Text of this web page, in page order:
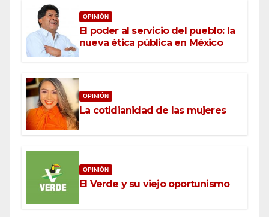
OPINIÓN
El poder al servicio del pueblo: la
nueva ética pública en México
OPINIÓN
La cotidianidad de las mujeres
OPINIÓN
El Verde y su viejo oportunismo